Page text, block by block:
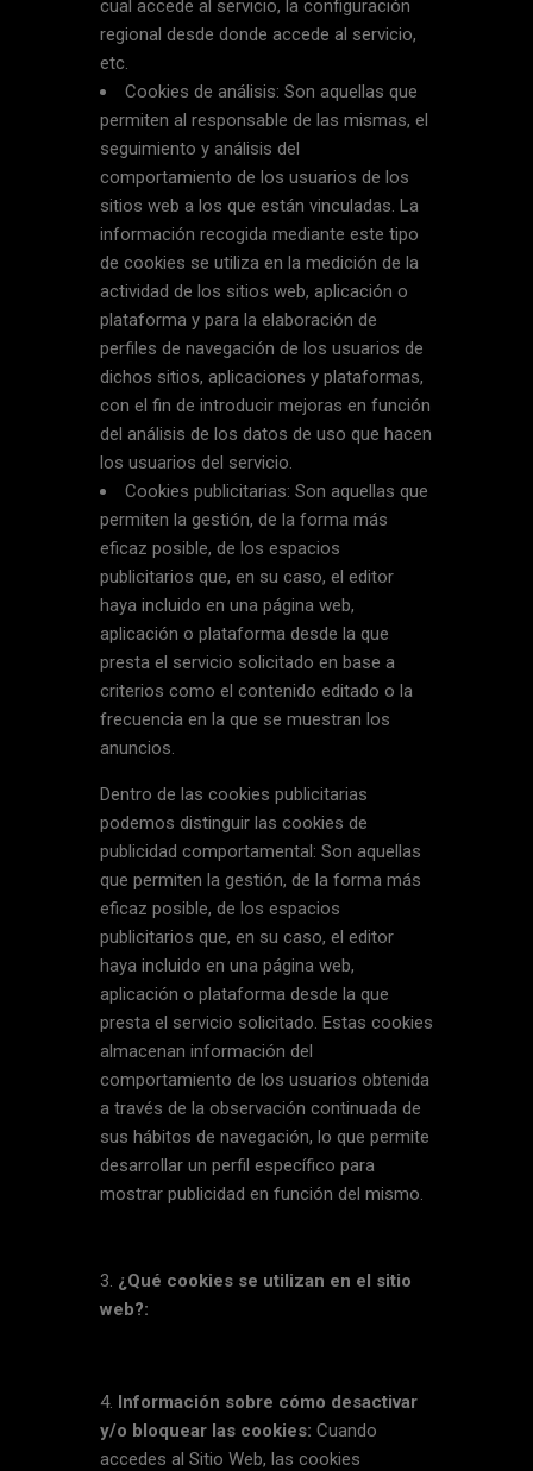
cual accede al servicio, la configuración
regional desde donde accede al servicio,
etc.
Cookies de análisis: Son aquellas que
permiten al responsable de las mismas, el
seguimiento y análisis del
comportamiento de los usuarios de los
sitios web a los que están vinculadas. La
información recogida mediante este tipo
de cookies se utiliza en la medición de la
actividad de los sitios web, aplicación o
plataforma y para la elaboración de
perfiles de navegación de los usuarios de
dichos sitios, aplicaciones y plataformas,
con el fin de introducir mejoras en función
del análisis de los datos de uso que hacen
los usuarios del servicio.
Cookies publicitarias: Son aquellas que
permiten la gestión, de la forma más
eficaz posible, de los espacios
publicitarios que, en su caso, el editor
haya incluido en una página web,
aplicación o plataforma desde la que
presta el servicio solicitado en base a
criterios como el contenido editado o la
frecuencia en la que se muestran los
anuncios.
Dentro de las cookies publicitarias
podemos distinguir las cookies de
publicidad comportamental: Son aquellas
que permiten la gestión, de la forma más
eficaz posible, de los espacios
publicitarios que, en su caso, el editor
haya incluido en una página web,
aplicación o plataforma desde la que
presta el servicio solicitado. Estas cookies
almacenan información del
comportamiento de los usuarios obtenida
a través de la observación continuada de
sus hábitos de navegación, lo que permite
desarrollar un perfil específico para
mostrar publicidad en función del mismo.
¿Qué cookies se utilizan en el sitio
web?:
Información sobre cómo desactivar
y/o bloquear las cookies: Cuando
accedes al Sitio Web, las cookies